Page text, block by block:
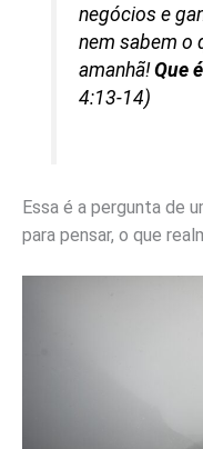
negócios e
nem sabem o
amanhã!Que
4:13-14)
Essa é a pergunta de
para pensar, o que